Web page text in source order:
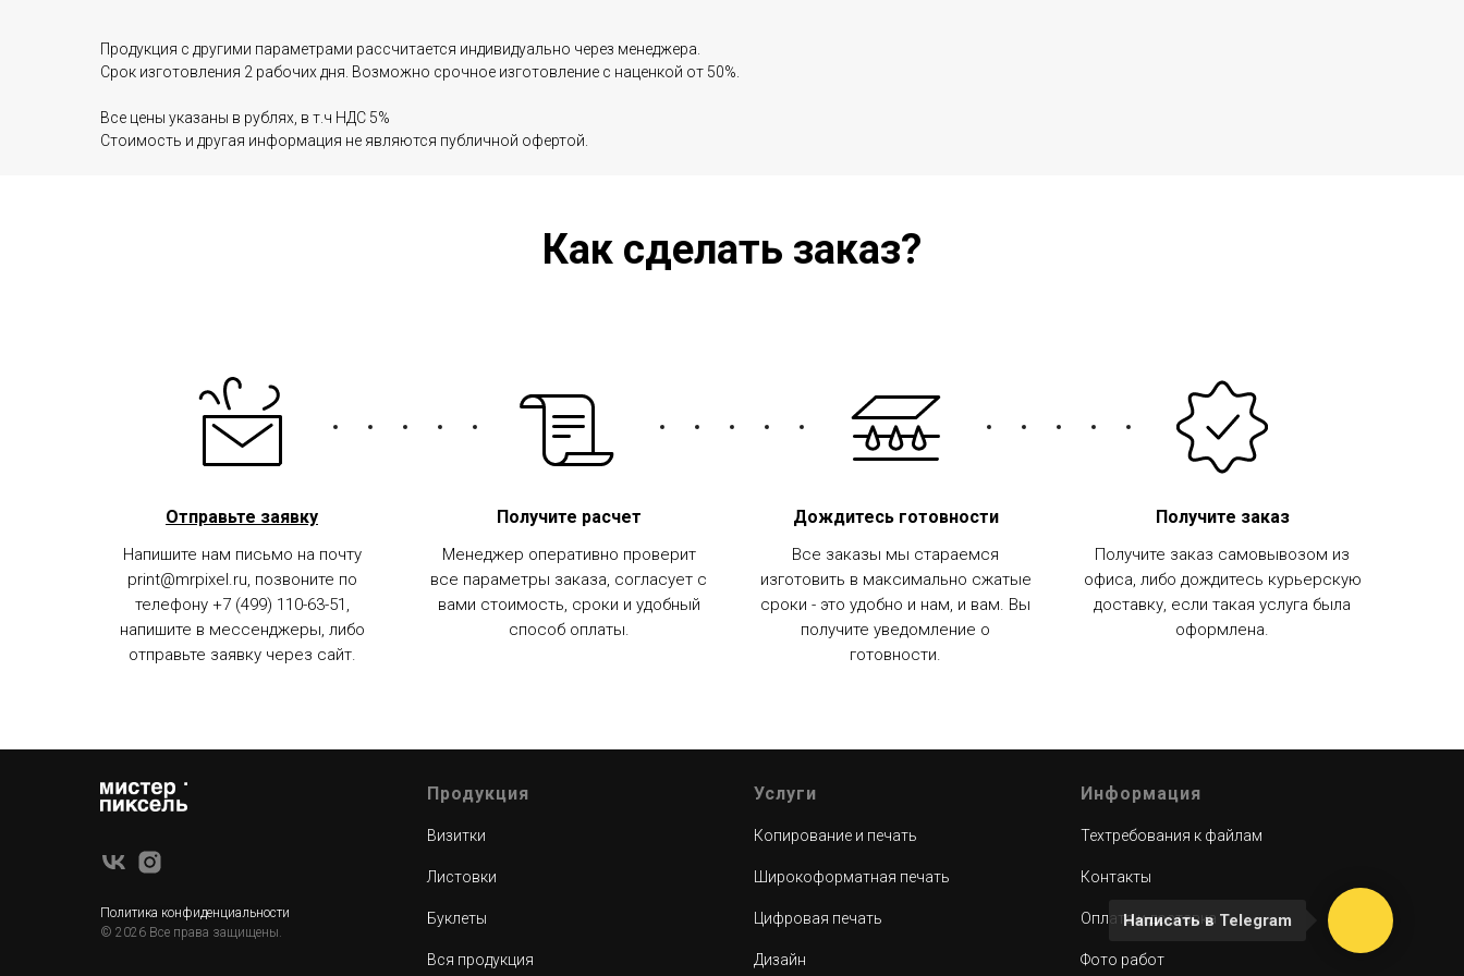
Продукция с другими параметрами рассчитается индивидуально через менеджера.
Срок изготовления 2 рабочих дня. Возможно срочное изготовление с наценкой от 50%.
Все цены указаны в рублях, в т.ч НДС 5%
Стоимость и другая информация не являются публичной офертой.
Как сделать заказ?
Отправьте заявку
Напишите нам письмо на почту
print@mrpixel.ru, позвоните по
телефону +7 (499) 110-63-51,
напишите в мессенджеры, либо
отправьте заявку через сайт.
Получите расчет
Менеджер оперативно проверит
все параметры заказа, согласует с
вами стоимость, сроки и удобный
способ оплаты.
Дождитесь готовности
Все заказы мы стараемся
изготовить в максимально сжатые
сроки - это удобно и нам, и вам. Вы
получите уведомление о
готовности.
Получите заказ
Получите заказ самовывозом из
офиса, либо дождитесь курьерскую
доставку, если такая услуга была
оформлена.
Политика конфиденциальности
© 2026 Все права защищены.
Продукция
Визитки
Листовки
Буклеты
Вся продукция
Услуги
Копирование и печать
Широкоформатная печать
Цифровая печать
Дизайн
Информация
Техтребования к файлам
Контакты
Оплата и доставка
Фото работ
Написать в Telegram